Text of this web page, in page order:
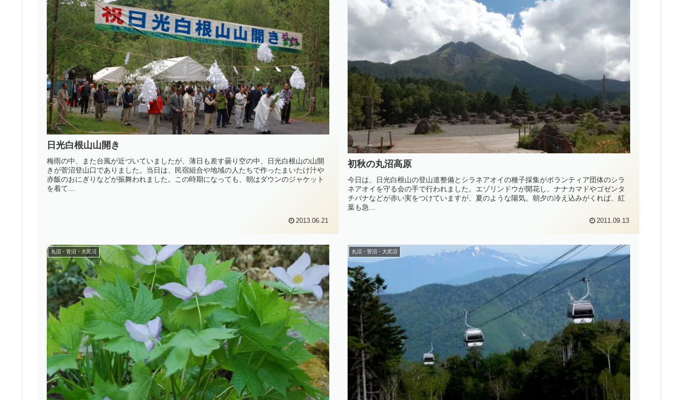
日光白根山山開き
梅雨の中、また台風が近づいていましたが、薄日も差す曇り空の中、日光白根山の山開
きが菅沼登山口でありました。当日は、民宿組合や地域の人たちで作ったまいたけ汁や
赤飯のおにぎりなどが振舞われました。この時期になっても、朝はダウンのジャケット
を着て...
2013.06.21
初秋の丸沼高原
今日は、日光白根山の登山道整備とシラネアオイの種子採集がボランティア団体のシラ
ネアオイを守る会の手で行われました。エゾリンドウが開花し、ナナカマドやゴゼンタ
チバナなどが赤い実をつけていますが、夏のような陽気。朝夕の冷え込みがくれば、紅
葉も急...
2011.09.13
丸沼・菅沼・大尻沼 丸沼・菅沼・大尻沼